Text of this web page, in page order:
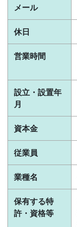
メール
休日
営業時間
設立・設置年
月
資本金
従業員
業種名
保有する特
許・資格等